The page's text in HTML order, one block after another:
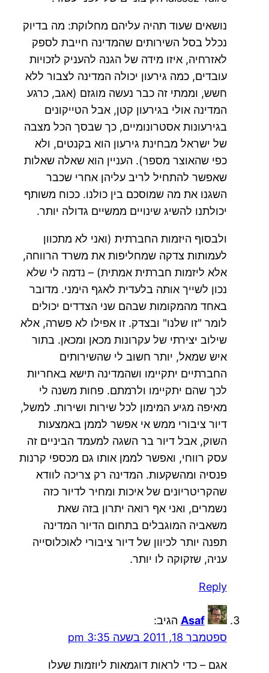
נושאים שעוד תהיה עליהם מחלוקת: מה בדיוק
נכלל בסל השירותים שהמדינה חייבת לספק
לאזרחיה, איזו מידה של הגנה להעניק לזכויות
עובדים, כמה גירעון יכולה המדינה לצבור ללא
חשש, וממתי זה כבר נעשה מוגזם (אגב, כרגע
המדינה אולי בגירעון קטן, אבל הטייקונים
בגירעונות אסטרונומיים, כך שבסך הכל מצבה
של ישראל מבחינת גירעון הוא בקנטים, ולא
כפי שהאוצר מספר). העניין הוא שאלה שאלות
שאפשר להתחיל לריב עליהן אחרי שכבר
השגנו את מה שמוסכם בין כולנו. ככוח משותף
יכולתנו להשיג שינויים ממשיים גדולה יותר.
ולבסוף היזמות החברתית (ואני לא מתכוון
לעמותות צדקה שמחליפות את משרד הרווחה,
אלא ליזמות חברתית אמתית) – נדמה לי שלא
נכון לשייך אותה בלעדית לאגף הימני. מדובר
באחד מהמקומות שבהם שני הצדדים יכולים
לומר "זו שלנו" ובצדק. זו אפילו לא פשרה, אלא
שילוב יצירתי של עקרונות מכאן ומכאן. בתור
איש שמאל, יותר חשוב לי שהשירותים
החברתיים יתקיימו ושהמדינה תישא באחריות
לכך שהם יתקיימו ולרמתם. פחות משנה לי
מאיפה מגיע המימון לכל שירות ושירות. למשל,
דיור ציבורי ממש אי אפשר לממן באמצעות
השוק, אבל דיור בר השגה למעמד הביניים זה
עסק רווחי, ואפשר לממן אותו גם מכספי קרנות
פנסיה ומהשקעות. המדינה רק צריכה לוודא
שהקריטריונים של איכות ומחיר לדיור כזה
נשמרים, ואני אף רואה יתרון בזה שאת
משאביה המוגבלים בתחום הדיור המדינה
תפנה יותר לכיוון של דיור ציבורי לאוכלוסייה
עניה, שזקוקה לו יותר.
Reply
Asaf הגיב:
ספטמבר 18, 2011 בשעה 3:35 pm
אגם – כדי לראות דוגמאות ליוזמות שעלו